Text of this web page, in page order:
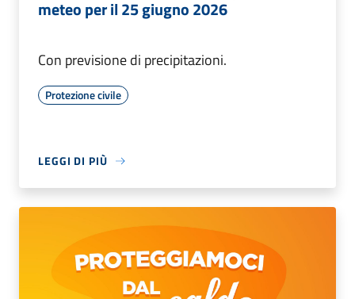
meteo per il 25 giugno 2026
Con previsione di precipitazioni.
Protezione civile
LEGGI DI PIÙ